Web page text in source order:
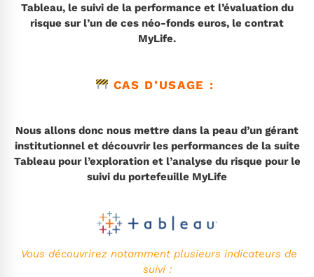
Tableau, le suivi de la performance et l’évaluation du
risque sur l’un de ces néo-fonds euros, le contrat
MyLife.
CAS D’USAGE :
Nous allons donc nous mettre dans la peau d’un gérant
institutionnel et découvrir les performances de la suite
Tableau pour l’exploration et l’analyse du risque pour le
suivi du portefeuille MyLife
Vous découvrirez notamment plusieurs indicateurs de
suivi :